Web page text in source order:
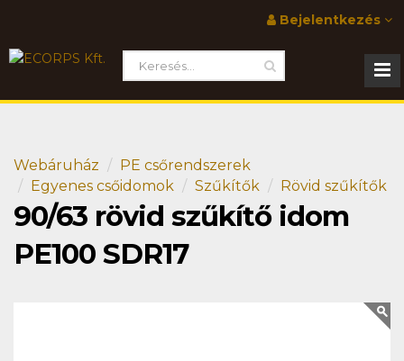
Bejelentkezés
Webáruház
PE csőrendszerek
Egyenes csőidomok
Szűkítők Rövid szűkítők
90/63 rövid szűkítő idom
PE100 SDR17